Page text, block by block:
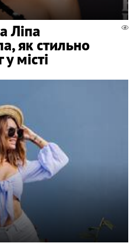
Ліпа
як стильно
місті